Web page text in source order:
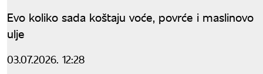
Evo koliko sada koštaju voće, povrće i maslinovo
ulje
03.07.2026. 12:28